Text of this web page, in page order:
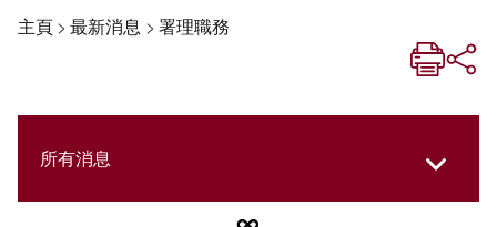
主頁> 最新消息 > 署理職務
所有消息